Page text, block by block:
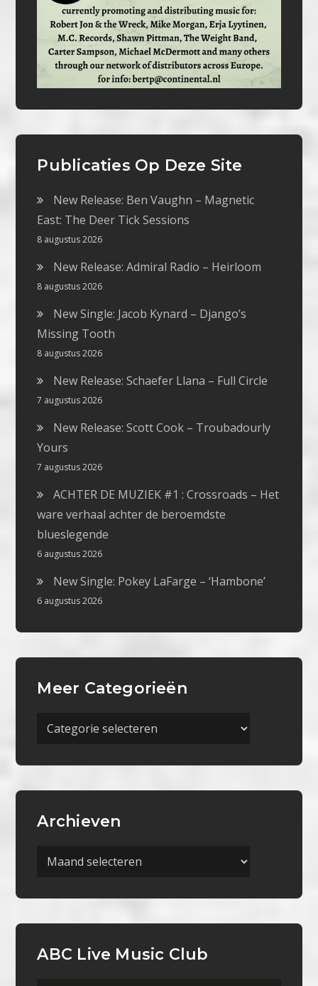
Publicaties Op Deze Site
New Release: Ben Vaughn – Magnetic
East: The Deer Tick Sessions
8 augustus 2026
New Release: Admiral Radio – Heirloom
8 augustus 2026
New Single: Jacob Kynard – Django’s
Missing Tooth
8 augustus 2026
New Release: Schaefer Llana – Full Circle
7 augustus 2026
New Release: Scott Cook – Troubadourly
Yours
7 augustus 2026
ACHTER DE MUZIEK #1 : Crossroads – Het
ware verhaal achter de beroemdste
blueslegende
6 augustus 2026
New Single: Pokey LaFarge – ‘Hambone’
6 augustus 2026
Meer Categorieën
Meer
Archieven
Archieven
ABC Live Music Club